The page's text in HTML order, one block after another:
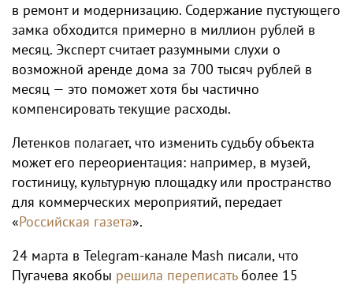
в ремонт и модернизацию. Содержание пустующего
замка обходится примерно в миллион рублей в
месяц. Эксперт считает разумными слухи о
возможной аренде дома за 700 тысяч рублей в
месяц — это поможет хотя бы частично
компенсировать текущие расходы.
Летенков полагает, что изменить судьбу объекта
может его переориентация: например, в музей,
гостиницу, культурную площадку или пространство
для коммерческих мероприятий, передает
«Российская газета».
24 марта в Telegram-канале Mash писали, что
Пугачева якобы решила переписатьболее 15